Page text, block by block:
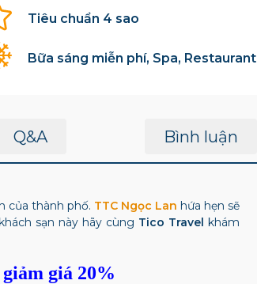
Tiêu chuẩn 4 sao
Bữa sáng miễn phí, Spa, Restaurant
Q&A Bình luận
của thành phố. TTC Ngọc Lan hứa hẹn sẽ
sạn này hãy cùng Tico Travel khám
giá 20%